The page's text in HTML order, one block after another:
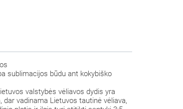
sublimacijos būdu ant kokybiško
valstybės vėliavos dydis yra
dar vadinama Lietuvos tautinė vėliava,